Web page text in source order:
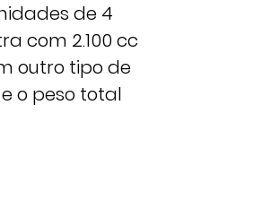
de 4
com 2.100 cc
outro tipo de
o peso total